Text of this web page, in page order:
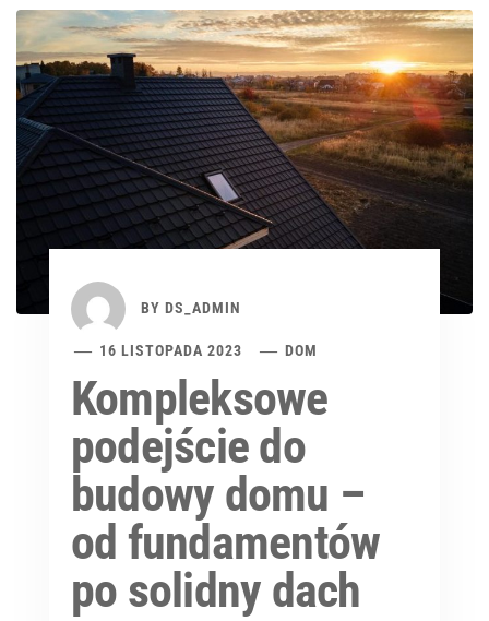
BY DS_ADMIN
16 LISTOPADA 2023 DOM
Kompleksowe
podejście do
budowy domu –
od fundamentów
po solidny dach